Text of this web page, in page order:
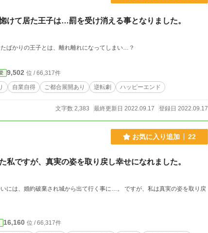
けて居た王子は…罰を受け消える事となりました。
ばかりの王子とは、離れ離れになってしまい…？
9,502 位 / 66,317件
自業自得 ご都合展開あり 逆転劇 ハッピーエンド
文字数 2,383 最終更新日 2022.09.17 登録日 2022.09.17
お気に入り追加 22
私ですが、真実の姿を取り戻し幸せになれました。
には、婚約破棄され城から出て行く事に…。 ですが、私は真実の姿を取り戻
16,160 位 / 66,317件